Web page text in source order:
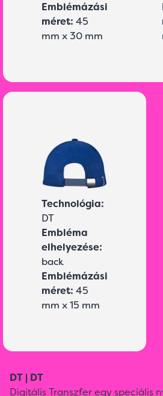
Emblémázási
méret: 45
mm x 30 mm
Technológia:
DT
Embléma
elhelyezése:
back
Emblémázási
méret: 45
mm x 15 mm
DT | DT
Digitális Transzfer egy speciális